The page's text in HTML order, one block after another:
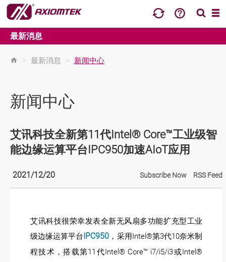
最新消息
> 最新消息 > 新闻中心
新闻中心
艾讯科技全新第11代Intel® Core™工业级智
能边缘运算平台IPC950加速AIoT应用
2021/12/20 Subscribe Now RSS Feed
艾讯科技很荣幸发表全新无风扇多功能扩充型工业
级边缘运算平台 IPC950 ，采用Intel®第3代10奈米制
程技术，搭载第11代Intel® Core™ i7/i5/i3或Intel®